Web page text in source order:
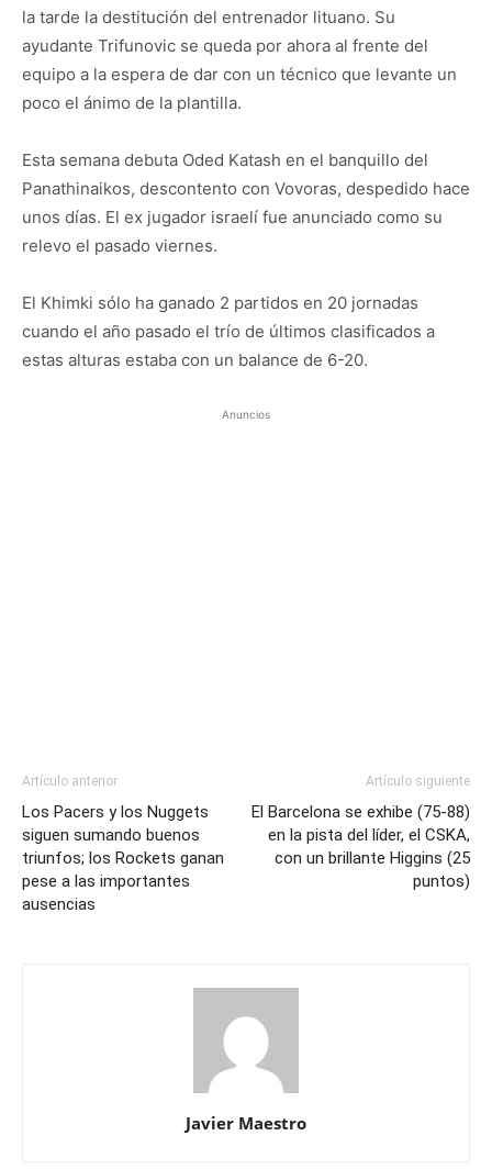
la tarde la destitución del entrenador lituano. Su
ayudante Trifunovic se queda por ahora al frente del
equipo a la espera de dar con un técnico que levante un
poco el ánimo de la plantilla.
Esta semana debuta Oded Katash en el banquillo del
Panathinaikos, descontento con Vovoras, despedido hace
unos días. El ex jugador israelí fue anunciado como su
relevo el pasado viernes.
El Khimki sólo ha ganado 2 partidos en 20 jornadas
cuando el año pasado el trío de últimos clasificados a
estas alturas estaba con un balance de 6-20.
Anuncios
Artículo anterior
Los Pacers y los Nuggets
siguen sumando buenos
triunfos; los Rockets ganan
pese a las importantes
ausencias
Artículo siguiente
El Barcelona se exhibe (75-88)
en la pista del líder, el CSKA,
con un brillante Higgins (25
puntos)
Javier Maestro